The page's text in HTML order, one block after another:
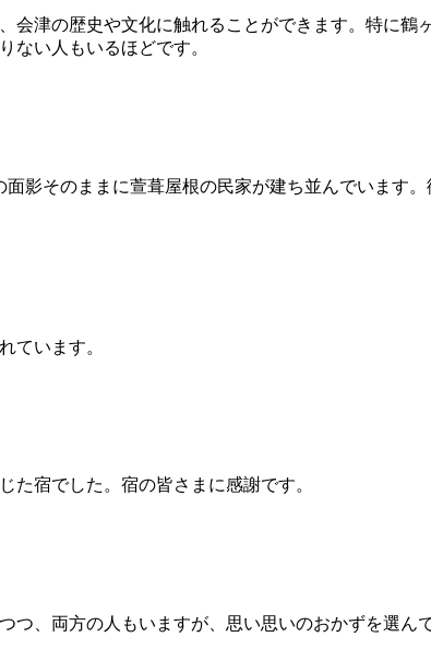
会津の歴史や文化に触れることができます。特に鶴
ない人もいるほどです。
影そのままに萱葺屋根の民家が建ち並んでいます。
ています。
た宿でした。宿の皆さまに感謝です。
つ、両方の人もいますが、思い思いのおかずを選ん